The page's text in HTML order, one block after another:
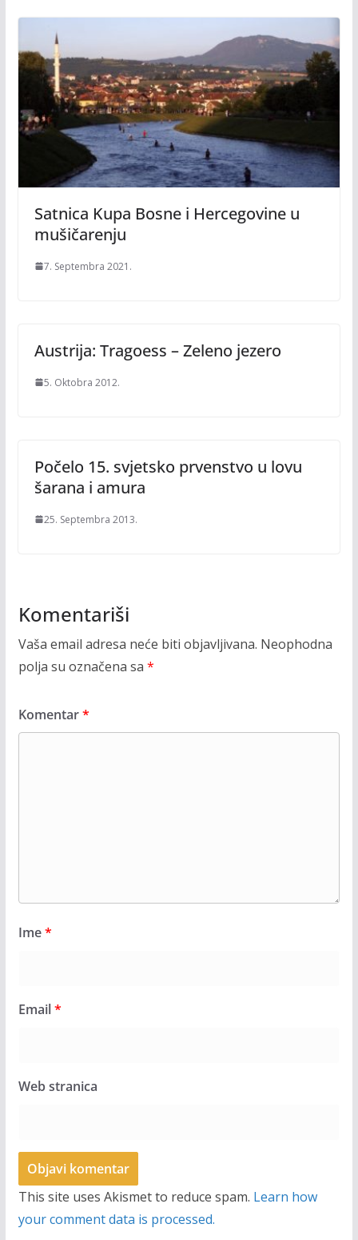
Satnica Kupa Bosne i Hercegovine u
mušičarenju
7. Septembra 2021.
Austrija: Tragoess – Zeleno jezero
5. Oktobra 2012.
Počelo 15. svjetsko prvenstvo u lovu
šarana i amura
25. Septembra 2013.
Komentariši
Vaša email adresa neće biti objavljivana. Neophodna
polja su označena sa *
Komentar*
Ime*
Email*
Web stranica
This site uses Akismet to reduce spam. Learn how
your comment data is processed.